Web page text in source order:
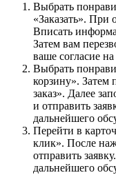
Выбрать
«Заказать». При
Вписать
Затем вам
ваше согласие
Выбрать
корзину». Затем
заказ». Далее
и отправить
дальнейшего
Перейти в
клик». После
отправить
дальнейшего